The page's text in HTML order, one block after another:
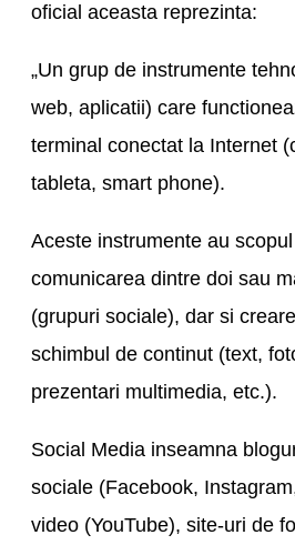
oficial aceasta reprezinta:
„Un grup de instrumente
web, aplicatii) care
terminal conectat la Internet
tableta, smart phone).
Aceste instrumente au
comunicarea dintre doi sau
(grupuri sociale), dar si
schimbul de continut (text,
prezentari multimedia, etc.).
Social Media inseamna
sociale (Facebook,
video (YouTube), site-uri de